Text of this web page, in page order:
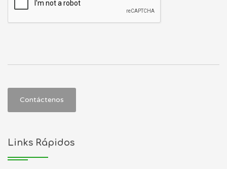
Contáctenos
Links Rápidos